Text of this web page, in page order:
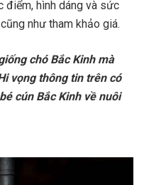
điểm, hình dáng và sức
như tham khảo giá.
chó Bắc Kinh mà
vọng thông tin trên có
cún Bắc Kinh về nuôi